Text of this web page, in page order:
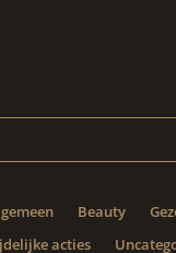
Beauty
acties